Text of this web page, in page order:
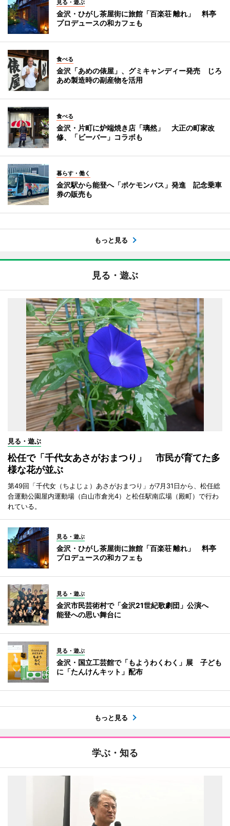
見る・遊ぶ
金沢・ひがし茶屋街に旅館「百楽荘 離れ」 料亭
プロデュースの和カフェも
食べる
金沢「あめの俵屋」、グミキャンディー発売 じろ
あめ製造時の副産物を活用
食べる
金沢・片町に炉端焼き店「璃然」 大正の町家改
修、「ビーバー」コラボも
暮らす・働く
金沢駅から能登へ「ポケモンバス」発進 記念乗車
券の販売も
もっと見る
見る・遊ぶ
見る・遊ぶ
松任で「千代女あさがおまつり」 市民が育てた多
様な花が並ぶ
第49回「千代女（ちよじょ）あさがおまつり」が7月31日から、松任総
合運動公園屋内運動場（白山市倉光4）と松任駅南広場（殿町）で行わ
れている。
見る・遊ぶ
金沢・ひがし茶屋街に旅館「百楽荘 離れ」 料亭
プロデュースの和カフェも
見る・遊ぶ
金沢市民芸術村で「金沢21世紀歌劇団」公演へ
能登への思い舞台に
見る・遊ぶ
金沢・国立工芸館で「もようわくわく」展 子ども
に「たんけんキット」配布
もっと見る
学ぶ・知る